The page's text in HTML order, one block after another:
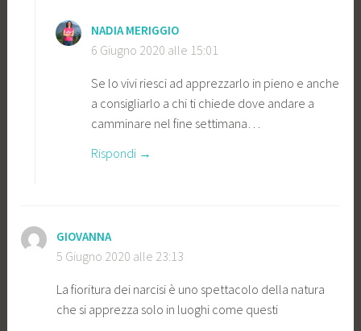
NADIA MERIGGIO
6 Giugno 2020 alle 15:01
Se lo vivi riesci ad apprezzarlo in pieno e anche
a consigliarlo a chi ti chiede dove andare a
camminare nel fine settimana…
Rispondi
GIOVANNA
5 Giugno 2020 alle 23:13
La fioritura dei narcisi è uno spettacolo della natura
che si apprezza solo in luoghi come questi